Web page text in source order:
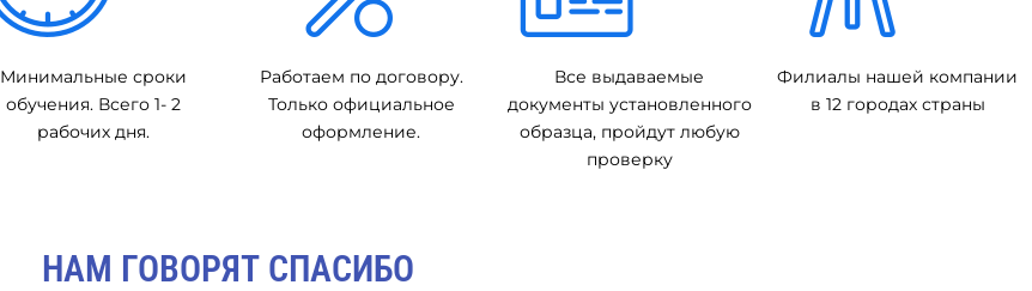
Минимальные сроки
обучения. Всего 1- 2
рабочих дня.
Работаем по договору.
Только официальное
оформление.
Все выдаваемые
документы установленного
образца, пройдут любую
проверку
Филиалы нашей компании
в 12 городах страны
НАМ ГОВОРЯТ СПАСИБО